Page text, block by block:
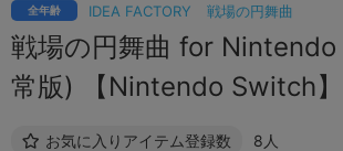
IDEA FACTORY 戦場の円舞曲
全年齢
戦場の円舞曲 for
常版) 【Nintendo Switch】
お気に入りアイテム登録数 8人